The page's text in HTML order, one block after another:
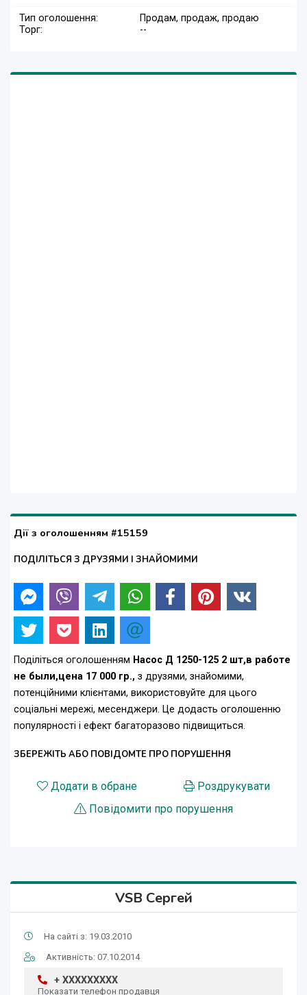
Тип оголошення:
Продам, продаж, продаю
Торг:
--
Дії з оголошенням #15159
ПОДІЛІТЬСЯ З ДРУЗЯМИ І ЗНАЙОМИМИ
Поділіться оголошенням Насос Д 1250-125 2 шт,в работе
не были,цена 17 000 гр., з друзями, знайомими,
потенційними клієнтами, використовуйте для цього
соціальні мережі, месенджери. Це додасть оголошенню
популярності і ефект багаторазово підвищиться.
ЗБЕРЕЖІТЬ АБО ПОВІДОМТЕ ПРО ПОРУШЕННЯ
Додати в обране
Роздрукувати
Повідомити про порушення
VSB Сергей
На сайті з: 19.03.2010
Активність: 07.10.2014
+ XXXXXXXXX
Показати телефон продавця